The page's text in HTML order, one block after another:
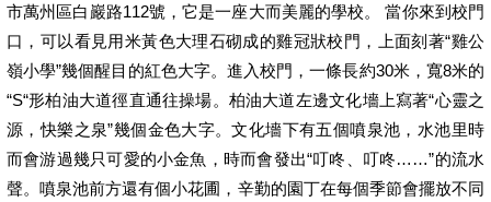
市萬州區白巖路112號，它是一座大而美麗的學校。 當你來到校門
口，可以看見用米黃色大理石砌成的雞冠狀校門，上面刻著“雞公
嶺小學”幾個醒目的紅色大字。進入校門，一條長約30米，寬8米的
“S“形柏油大道徑直通往操場。柏油大道左邊文化墻上寫著“心靈之
源，快樂之泉”幾個金色大字。文化墻下有五個噴泉池，水池里時
而會游過幾只可愛的小金魚，時而會發出“叮咚、叮咚……”的流水
聲。噴泉池前方還有個小花圃，辛勤的園丁在每個季節會擺放不同